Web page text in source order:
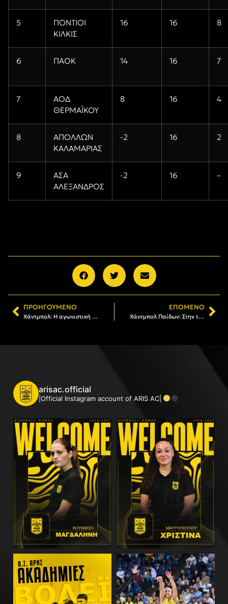
5
ΠΟΝΤΙΟΙ
ΚΙΛΚΙΣ
16 16 8
6 ΠΑΟΚ 14 16 7
7
ΑΟΔ
ΘΕΡΜΑΪΚΟΥ
8 16 4
8
ΑΠΟΛΛΩΝ
ΚΑΛΑΜΑΡΙΑΣ
-2 16 2
9
ΑΣΑ
ΑΛΕΞΑΝΔΡΟΣ
-2 16 –
ΠΡΟΗΓΟΎΜΕΝΟ
Χάντμπολ: Η αγωνιστική δραστηριότητα του Α.Σ. ΑΡΗΣ
ΕΠΌΜΕΝΟ
Χάντμπολ Παίδων: Στην τελική ευθεία για το Πανελλήνιο Πρωτάθλημα ο πρωταθλητής ΑΡΗΣ
arisac.official
|Official Instagram account of ARIS AC|